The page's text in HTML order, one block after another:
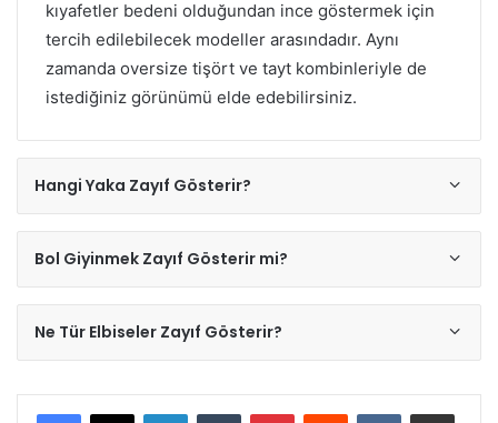
kıyafetler bedeni olduğundan ince göstermek için
tercih edilebilecek modeller arasındadır. Aynı
zamanda oversize tişört ve tayt kombinleriyle de
istediğiniz görünümü elde edebilirsiniz.
Hangi Yaka Zayıf Gösterir?
Bol Giyinmek Zayıf Gösterir mi?
Ne Tür Elbiseler Zayıf Gösterir?